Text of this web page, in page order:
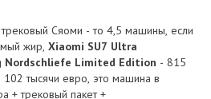
трековый Cяоми - то 4,5 машины, если
жир, Xiaomi SU7 Ultra
Nordschliefe Limited Edition - 815
тысячи евро, это машина в
+ трековый пакет +